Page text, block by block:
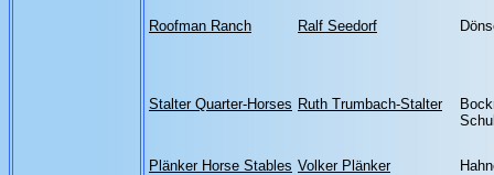
Roofman Ranch Ralf Seedorf
Stalter Quarter-Horses Ruth Trumbach-Stalter
Plänker Horse Stables Volker Plänker